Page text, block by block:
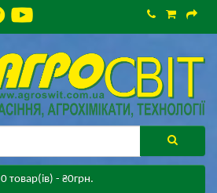
0 товар(ів) - ₴0грн.